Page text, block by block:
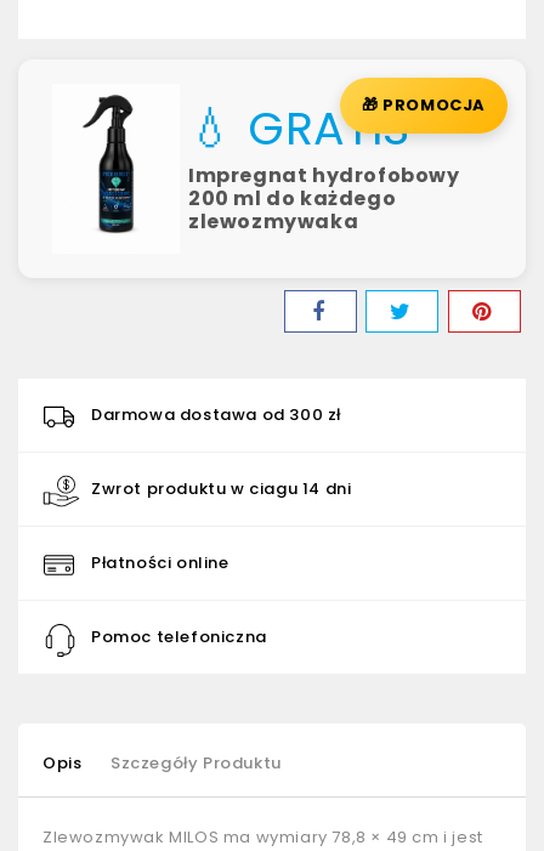
🎁 PROMOCJA
💧 GRATIS
Impregnat hydrofobowy
200 ml do każdego
zlewozmywaka
Darmowa dostawa od 300 zł
Zwrot produktu w ciagu 14 dni
Płatności online
Pomoc telefoniczna
Opis Szczegóły Produktu
Zlewozmywak MILOS ma wymiary 78,8 × 49 cm i jest